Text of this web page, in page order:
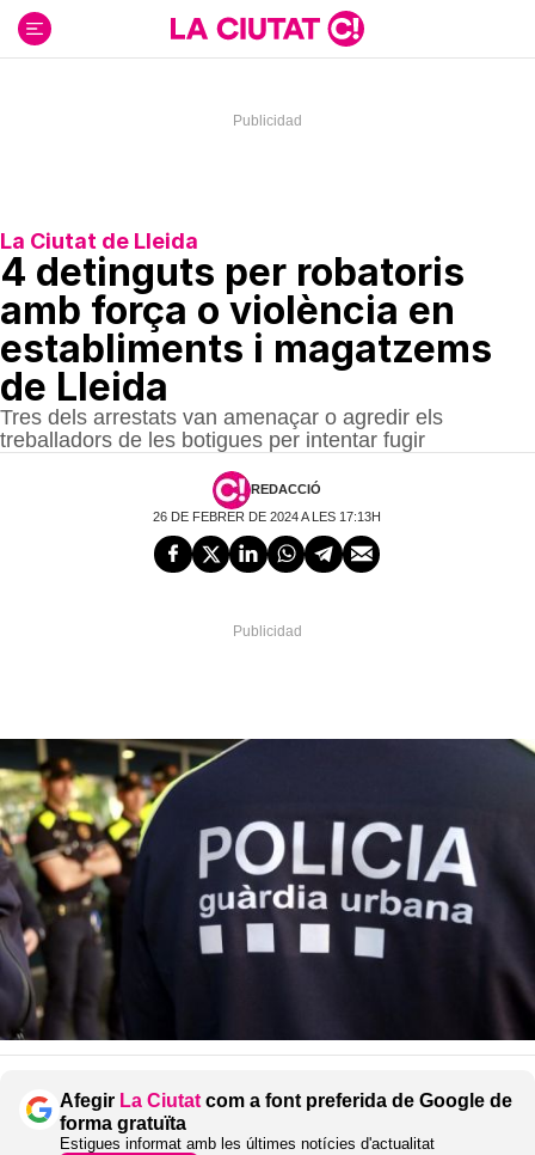
contenido
La Ciutat de Lleida
4 detinguts per robatoris
amb força o violència en
establiments i magatzems
de Lleida
Tres dels arrestats van amenaçar o agredir els
treballadors de les botigues per intentar fugir
REDACCIÓ
26 DE FEBRER DE 2024 A LES 17:13H
Afegir La Ciutat com a font preferida de Google de
forma gratuïta
Estigues informat amb les últimes notícies d'actualitat